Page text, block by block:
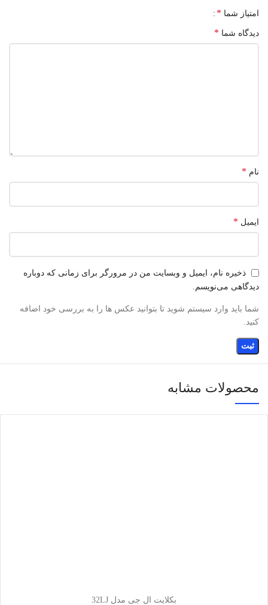
امتیاز شما *
دیدگاه شما *
نام *
ایمیل *
ذخیره نام، ایمیل و وبسایت من در مرورگر برای زمانی که دوباره
دیدگاهی می‌نویسم.
شما باید وارد سیستم شوید تا بتوانید عکس ها را به بررسی خود اضافه
کنید.
محصولات مشابه
بکلایت ال جی مدل 32LJ